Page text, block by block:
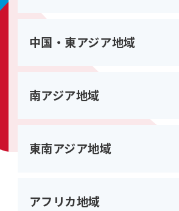
中国・東アジア地域
南アジア地域
東南アジア地域
アフリカ地域